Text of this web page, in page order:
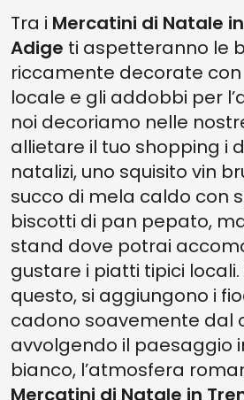
Tra i Mercatini di Natale
Adige ti aspetteranno le
riccamente decorate con
locale e gli addobbi per
noi decoriamo nelle
allietare il tuo shopping i
natalizi, uno squisito vin
succo di mela caldo con
biscotti di pan pepato,
stand dove potrai
gustare i piatti tipici
questo, si aggiungono i
cadono soavemente dal
avvolgendo il paesaggio
bianco, l’atmosfera
Mercatini di Natale in